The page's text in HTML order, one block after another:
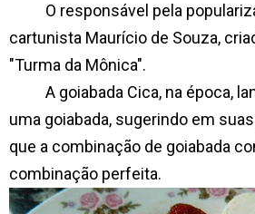
O responsável pela
cartunista Maurício de Souza,
"Turma da Mônica".
A goiabada Cica, na época,
uma goiabada, sugerindo em
que a combinação de goiabada
combinação perfeita.